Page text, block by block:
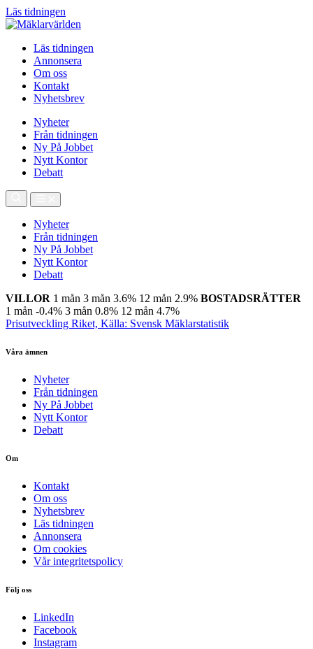
Läs tidningen
Läs tidningen
Annonsera
Om oss
Kontakt
Nyhetsbrev
Nyheter
Från tidningen
Ny På Jobbet
Nytt Kontor
Debatt
Nyheter
Från tidningen
Ny På Jobbet
Nytt Kontor
Debatt
VILLOR 1 mån 3 mån 3.6% 12 mån 2.9% BOSTADSRÄTTER
1 mån -0.4% 3 mån 0.8% 12 mån 4.7%
Prisutveckling Riket, Källa: Svensk Mäklarstatistik
Våra ämnen
Nyheter
Från tidningen
Ny På Jobbet
Nytt Kontor
Debatt
Om
Kontakt
Om oss
Nyhetsbrev
Läs tidningen
Annonsera
Om cookies
Vår integritetspolicy
Följ oss
LinkedIn
Facebook
Instagram